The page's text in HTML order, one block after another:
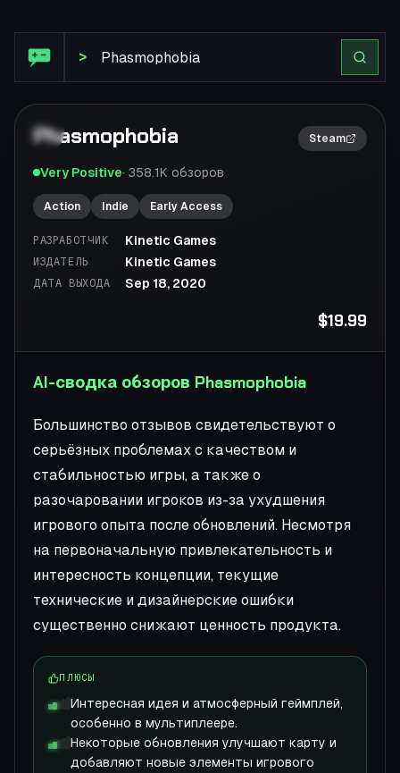
>
2×
Phasmophobia Steam
Very Positive· 358.1K обзоров
Action Indie Early Access
РАЗРАБОТЧИК Kinetic Games
ИЗДАТЕЛЬ Kinetic Games
ДАТА ВЫХОДА Sep 18, 2020
$19.99
AI-сводка обзоров Phasmophobia
Большинство отзывов свидетельствуют о
серьёзных проблемах с качеством и
стабильностью игры, а также о
разочаровании игроков из-за ухудшения
игрового опыта после обновлений. Несмотря
на первоначальную привлекательность и
интересность концепции, текущие
технические и дизайнерские ошибки
существенно снижают ценность продукта.
ПЛЮСЫ
Интересная идея и атмосферный геймплей,
особенно в мультиплеере.
Некоторые обновления улучшают карту и
добавляют новые элементы игрового